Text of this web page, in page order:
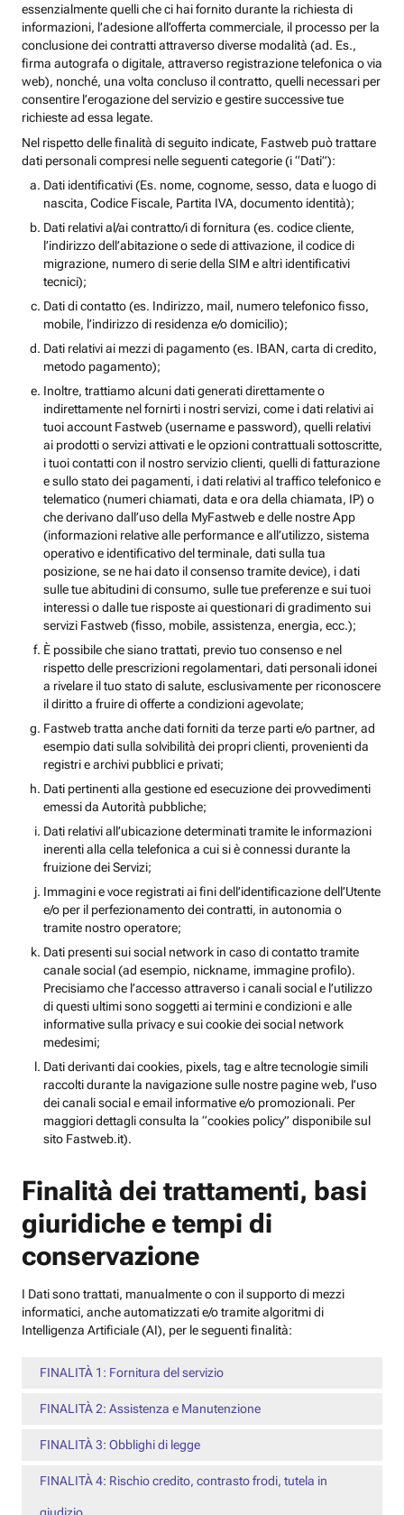
essenzialmente quelli che ci hai fornito durante la richiesta di
informazioni, l’adesione all’offerta commerciale, il processo per la
conclusione dei contratti attraverso diverse modalità (ad. Es.,
firma autografa o digitale, attraverso registrazione telefonica o via
web), nonché, una volta concluso il contratto, quelli necessari per
consentire l’erogazione del servizio e gestire successive tue
richieste ad essa legate.
Nel rispetto delle finalità di seguito indicate, Fastweb può trattare
dati personali compresi nelle seguenti categorie (i “Dati”):
Dati identificativi (Es. nome, cognome, sesso, data e luogo di
nascita, Codice Fiscale, Partita IVA, documento identità);
Dati relativi al/ai contratto/i di fornitura (es. codice cliente,
l’indirizzo dell’abitazione o sede di attivazione, il codice di
migrazione, numero di serie della SIM e altri identificativi
tecnici);
Dati di contatto (es. Indirizzo, mail, numero telefonico fisso,
mobile, l’indirizzo di residenza e/o domicilio);
Dati relativi ai mezzi di pagamento (es. IBAN, carta di credito,
metodo pagamento);
Inoltre, trattiamo alcuni dati generati direttamente o
indirettamente nel fornirti i nostri servizi, come i dati relativi ai
tuoi account Fastweb (username e password), quelli relativi
ai prodotti o servizi attivati e le opzioni contrattuali sottoscritte,
i tuoi contatti con il nostro servizio clienti, quelli di fatturazione
e sullo stato dei pagamenti, i dati relativi al traffico telefonico e
telematico (numeri chiamati, data e ora della chiamata, IP) o
che derivano dall’uso della MyFastweb e delle nostre App
(informazioni relative alle performance e all’utilizzo, sistema
operativo e identificativo del terminale, dati sulla tua
posizione, se ne hai dato il consenso tramite device), i dati
sulle tue abitudini di consumo, sulle tue preferenze e sui tuoi
interessi o dalle tue risposte ai questionari di gradimento sui
servizi Fastweb (fisso, mobile, assistenza, energia, ecc.);
È possibile che siano trattati, previo tuo consenso e nel
rispetto delle prescrizioni regolamentari, dati personali idonei
a rivelare il tuo stato di salute, esclusivamente per riconoscere
il diritto a fruire di offerte a condizioni agevolate;
Fastweb tratta anche dati forniti da terze parti e/o partner, ad
esempio dati sulla solvibilità dei propri clienti, provenienti da
registri e archivi pubblici e privati;
Dati pertinenti alla gestione ed esecuzione dei provvedimenti
emessi da Autorità pubbliche;
Dati relativi all’ubicazione determinati tramite le informazioni
inerenti alla cella telefonica a cui si è connessi durante la
fruizione dei Servizi;
Immagini e voce registrati ai fini dell’identificazione dell’Utente
e/o per il perfezionamento dei contratti, in autonomia o
tramite nostro operatore;
Dati presenti sui social network in caso di contatto tramite
canale social (ad esempio, nickname, immagine profilo).
Precisiamo che l’accesso attraverso i canali social e l’utilizzo
di questi ultimi sono soggetti ai termini e condizioni e alle
informative sulla privacy e sui cookie dei social network
medesimi;
Dati derivanti dai cookies, pixels, tag e altre tecnologie simili
raccolti durante la navigazione sulle nostre pagine web, l’uso
dei canali social e email informative e/o promozionali. Per
maggiori dettagli consulta la “cookies policy” disponibile sul
sito Fastweb.it).
Finalità dei trattamenti, basi
giuridiche e tempi di
conservazione
I Dati sono trattati, manualmente o con il supporto di mezzi
informatici, anche automatizzati e/o tramite algoritmi di
Intelligenza Artificiale (AI), per le seguenti finalità:
FINALITÀ 1: Fornitura del servizio
FINALITÀ 2: Assistenza e Manutenzione
FINALITÀ 3: Obblighi di legge
FINALITÀ 4: Rischio credito, contrasto frodi, tutela in